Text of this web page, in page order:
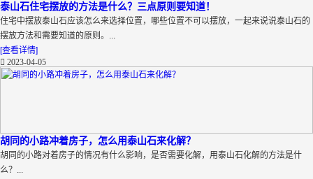
泰山石住宅摆放的方法是什么？三点原则要知道！
住宅中摆放泰山石应该怎么来选择位置，哪些位置不可以摆放，一起来说说泰山石的
摆放方法和需要知道的原则。...
[查看详情]
2023-04-05
胡同的小路冲着房子，怎么用泰山石来化解？
胡同的小路对着房子的情况有什么影响，是否需要化解，用泰山石化解的方法是什
么？...